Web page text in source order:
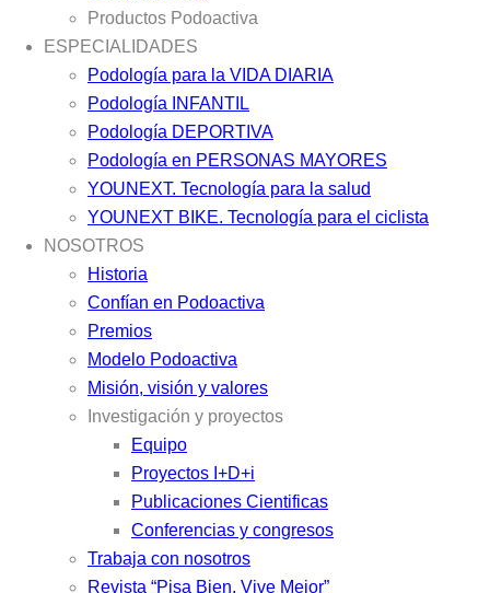
Productos Podoactiva
ESPECIALIDADES
Podología para la VIDA DIARIA
Podología INFANTIL
Podología DEPORTIVA
Podología en PERSONAS MAYORES
YOUNEXT. Tecnología para la salud
YOUNEXT BIKE. Tecnología para el ciclista
NOSOTROS
Historia
Confían en Podoactiva
Premios
Modelo Podoactiva
Misión, visión y valores
Investigación y proyectos
Equipo
Proyectos I+D+i
Publicaciones Cientificas
Conferencias y congresos
Trabaja con nosotros
Revista “Pisa Bien, Vive Mejor”